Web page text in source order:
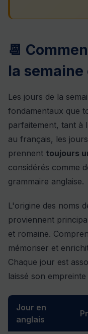
📆
la semaine
Les jours de la
fondamentaux que
parfaitement, tant
au français, les
prennent toujours
considérés comme
grammaire anglaise.
L'origine des noms
proviennent
et romaine.
mémoriser et
Chaque jour est
laissé son
Jour en
anglais